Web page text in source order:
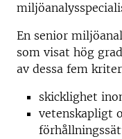
En senior
som visat hög
av dessa fem
skicklighet
vetenskapligt